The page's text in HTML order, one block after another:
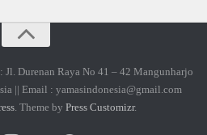
Jl. Durenan Raya No 41 – 42 Mangunharjo
|| Email : yamasindonesia@gmail.com
. Theme by Press Customizr.